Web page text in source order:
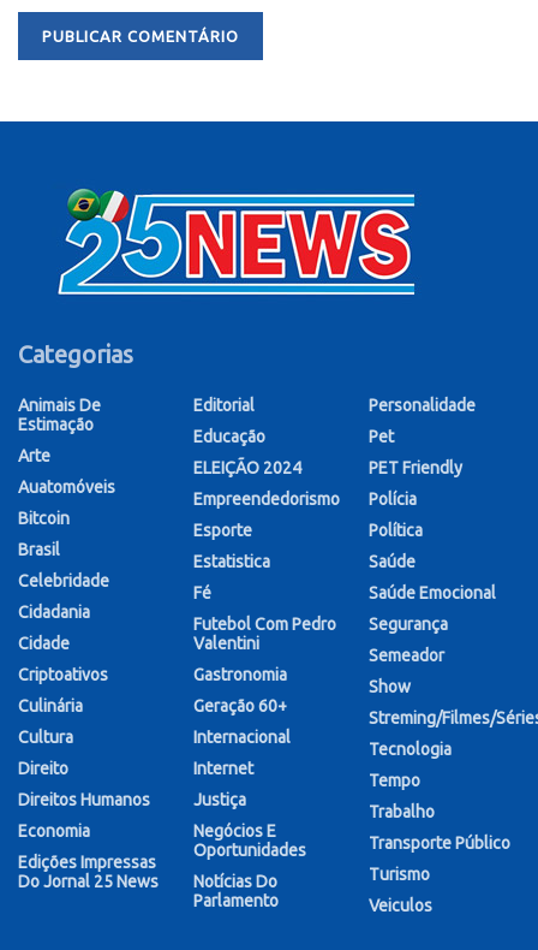
Categorias
Animais De
Estimação
Arte
Auatomóveis
Bitcoin
Brasil
Celebridade
Cidadania
Cidade
Criptoativos
Culinária
Cultura
Direito
Direitos Humanos
Economia
Edições Impressas
Do Jornal 25 News
Editorial
Educação
ELEIÇÃO 2024
Empreendedorismo
Esporte
Estatistica
Fé
Futebol Com Pedro
Valentini
Gastronomia
Geração 60+
Internacional
Internet
Justiça
Negócios E
Oportunidades
Notícias Do
Parlamento
Personalidade
Pet
PET Friendly
Polícia
Política
Saúde
Saúde Emocional
Segurança
Semeador
Show
Streming/Filmes/
Tecnologia
Tempo
Trabalho
Transporte Público
Turismo
Veiculos